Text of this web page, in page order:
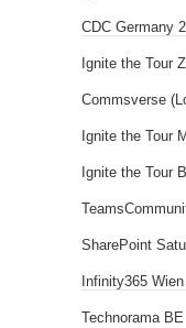
CDC Germany
Ignite the Tour
Commsverse
Ignite the Tour
Ignite the Tour
SharePoint
Infinity365
Technorama BE